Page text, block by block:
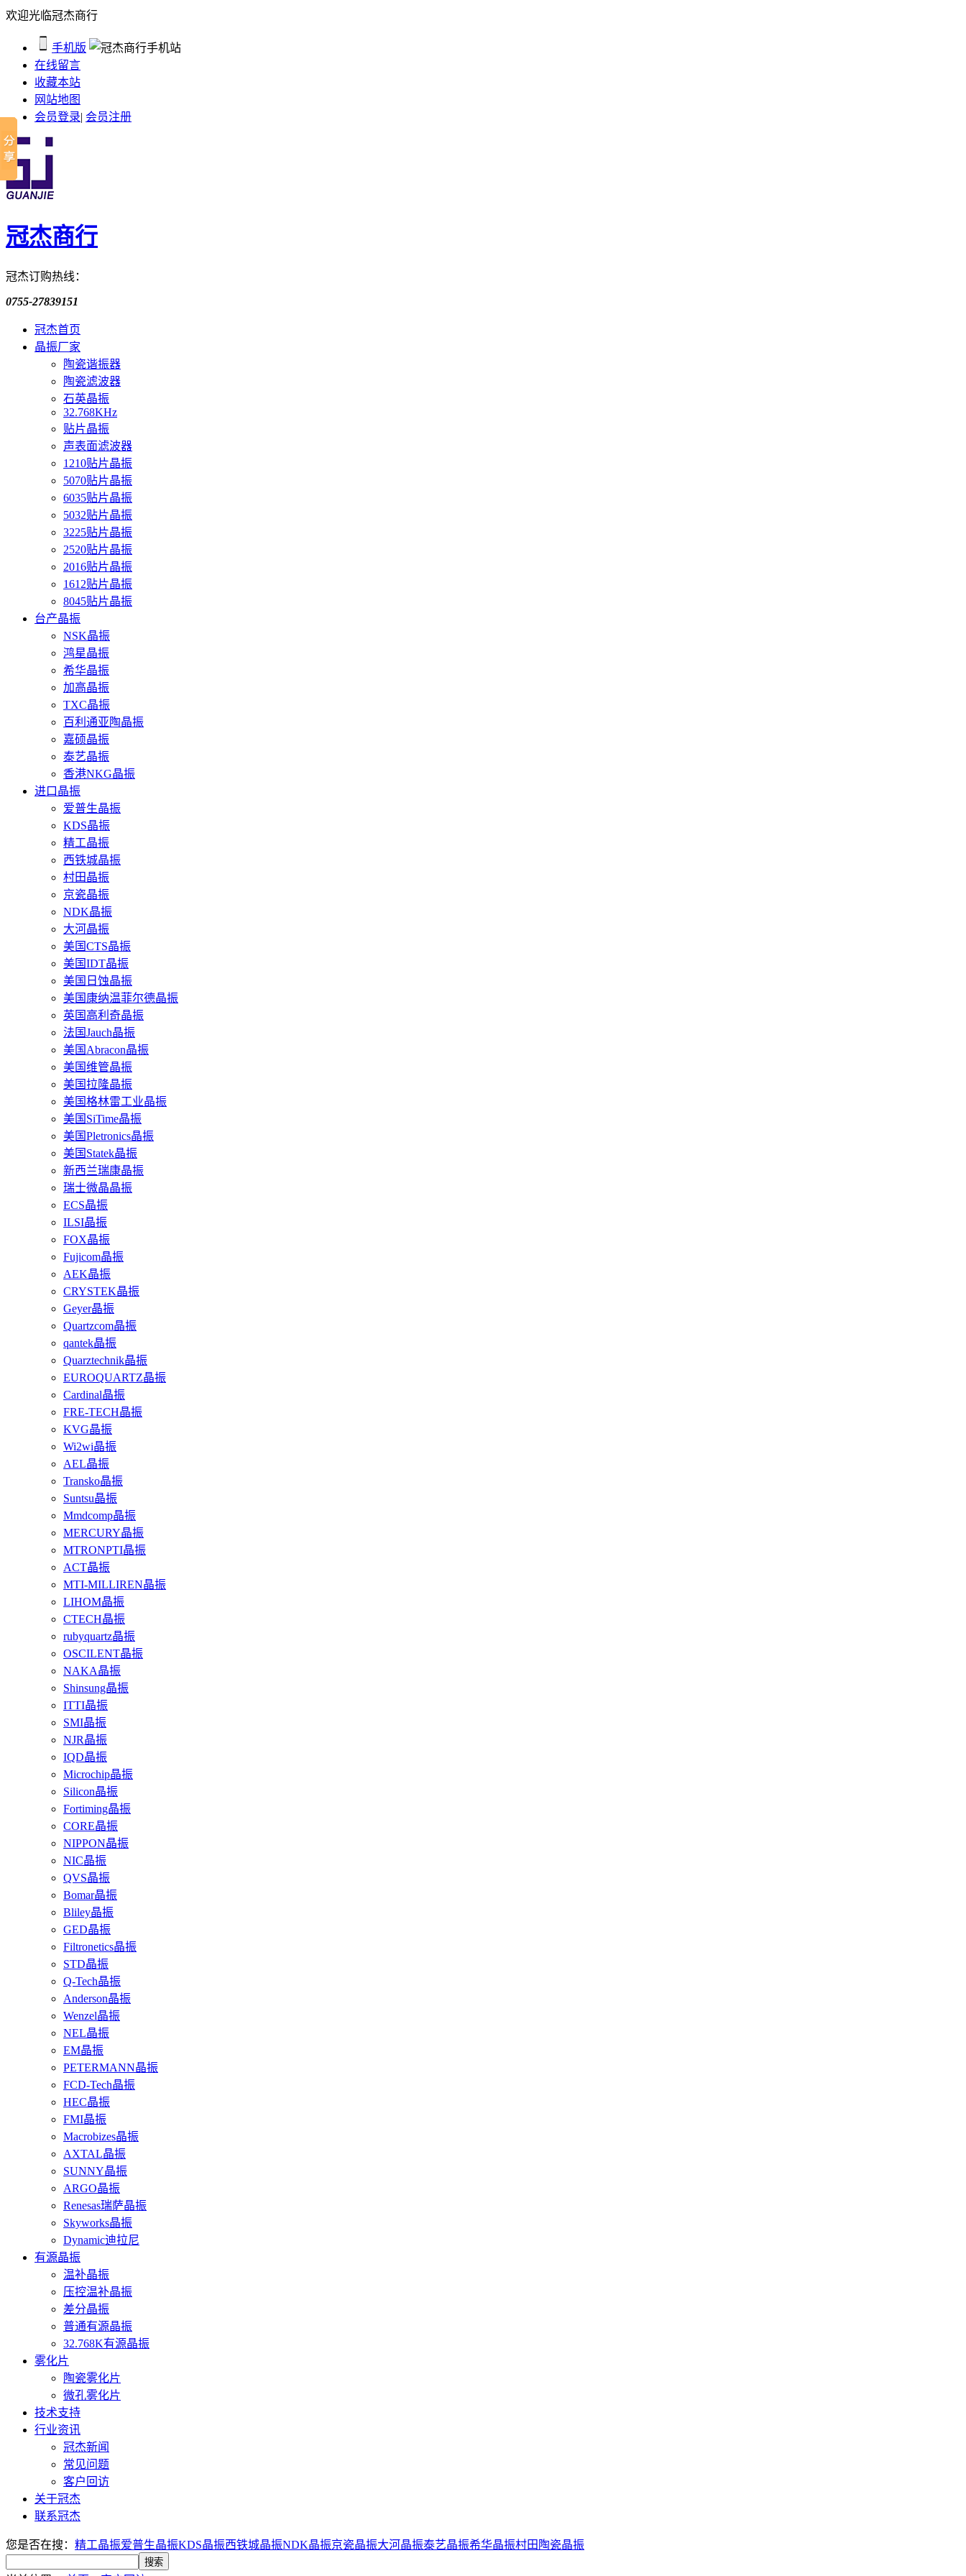
欢迎光临冠杰商行
手机版
在线留言
收藏本站
网站地图
会员登录| 会员注册
冠杰商行
冠杰订购热线：
0755-27839151
冠杰首页
晶振厂家
陶瓷谐振器
陶瓷滤波器
石英晶振
32.768KHz
贴片晶振
声表面滤波器
1210贴片晶振
5070贴片晶振
6035贴片晶振
5032贴片晶振
3225贴片晶振
2520贴片晶振
2016贴片晶振
1612贴片晶振
8045贴片晶振
台产晶振
NSK晶振
鸿星晶振
希华晶振
加高晶振
TXC晶振
百利通亚陶晶振
嘉硕晶振
泰艺晶振
香港NKG晶振
进口晶振
爱普生晶振
KDS晶振
精工晶振
西铁城晶振
村田晶振
京瓷晶振
NDK晶振
大河晶振
美国CTS晶振
美国IDT晶振
美国日蚀晶振
美国康纳温菲尔德晶振
英国高利奇晶振
法国Jauch晶振
美国Abracon晶振
美国维管晶振
美国拉隆晶振
美国格林雷工业晶振
美国SiTime晶振
美国Pletronics晶振
美国Statek晶振
新西兰瑞康晶振
瑞士微晶晶振
ECS晶振
ILSI晶振
FOX晶振
Fujicom晶振
AEK晶振
CRYSTEK晶振
Geyer晶振
Quartzcom晶振
qantek晶振
Quarztechnik晶振
EUROQUARTZ晶振
Cardinal晶振
FRE-TECH晶振
KVG晶振
Wi2wi晶振
AEL晶振
Transko晶振
Suntsu晶振
Mmdcomp晶振
MERCURY晶振
MTRONPTI晶振
ACT晶振
MTI-MILLIREN晶振
LIHOM晶振
CTECH晶振
rubyquartz晶振
OSCILENT晶振
NAKA晶振
Shinsung晶振
ITTI晶振
SMI晶振
NJR晶振
IQD晶振
Microchip晶振
Silicon晶振
Fortiming晶振
CORE晶振
NIPPON晶振
NIC晶振
QVS晶振
Bomar晶振
Bliley晶振
GED晶振
Filtronetics晶振
STD晶振
Q-Tech晶振
Anderson晶振
Wenzel晶振
NEL晶振
EM晶振
PETERMANN晶振
FCD-Tech晶振
HEC晶振
FMI晶振
Macrobizes晶振
AXTAL晶振
SUNNY晶振
ARGO晶振
Renesas瑞萨晶振
Skyworks晶振
Dynamic迪拉尼
有源晶振
温补晶振
压控温补晶振
差分晶振
普通有源晶振
32.768K有源晶振
雾化片
陶瓷雾化片
微孔雾化片
技术支持
行业资讯
冠杰新闻
常见问题
客户回访
关于冠杰
联系冠杰
您是否在搜： 精工晶振爱普生晶振KDS晶振西铁城晶振NDK晶振京瓷晶振大河晶振泰艺晶振希华晶振村田陶瓷晶振